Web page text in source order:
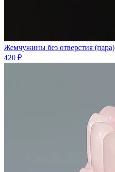
Жемчужины без отверстия (пара)
420 ₽